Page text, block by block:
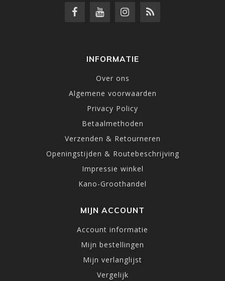
INFORMATIE
Over ons
Algemene voorwaarden
Privacy Policy
Betaalmethoden
Verzenden & Retourneren
Openingstijden & Routebeschrijving
Impressie winkel
Kano-Groothandel
MIJN ACCOUNT
Account informatie
Mijn bestellingen
Mijn verlanglijst
Vergelijk